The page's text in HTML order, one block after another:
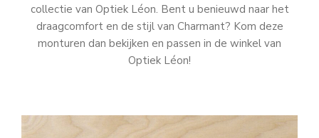
collectie van Optiek Léon. Bent u benieuwd naar het
draagcomfort en de stijl van Charmant? Kom deze
monturen dan bekijken en passen in de winkel van
Optiek Léon!